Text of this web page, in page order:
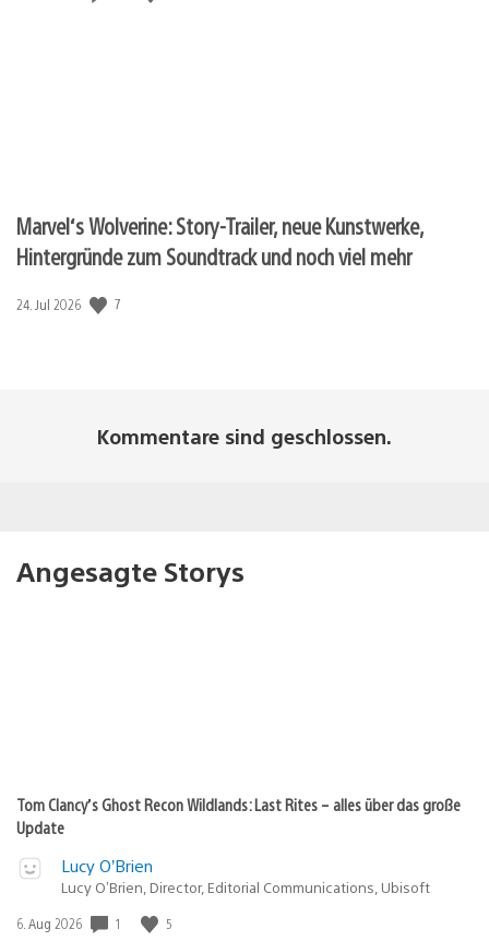
Marvel‘s Wolverine: Story-Trailer, neue Kunstwerke,
Hintergründe zum Soundtrack und noch viel mehr
Veröffentlichungsdatum:
24. Jul 2026 7
Kommentare sind geschlossen.
Angesagte Storys
Tom Clancy’s Ghost Recon Wildlands: Last Rites – alles über das große
Update
Lucy O’Brien
Lucy O’Brien, Director, Editorial Communications, Ubisoft
Veröffentlichungsdatum:
6. Aug 2026 1 5